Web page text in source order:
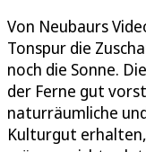
Von Neubaurs
Tonspur die
noch die Sonne.
der Ferne gut
naturräumliche
Kulturgut